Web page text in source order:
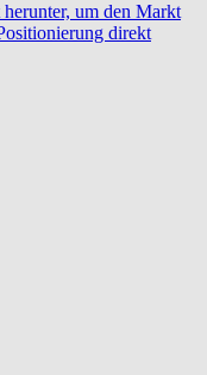
um den Markt
direkt